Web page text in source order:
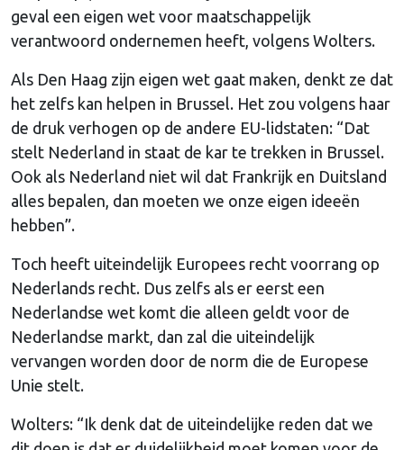
geval een eigen wet voor maatschappelijk
verantwoord ondernemen heeft, volgens Wolters.
Als Den Haag zijn eigen wet gaat maken, denkt ze dat
het zelfs kan helpen in Brussel. Het zou volgens haar
de druk verhogen op de andere EU-lidstaten: “Dat
stelt Nederland in staat de kar te trekken in Brussel.
Ook als Nederland niet wil dat Frankrijk en Duitsland
alles bepalen, dan moeten we onze eigen ideeën
hebben”.
Toch heeft uiteindelijk Europees recht voorrang op
Nederlands recht. Dus zelfs als er eerst een
Nederlandse wet komt die alleen geldt voor de
Nederlandse markt, dan zal die uiteindelijk
vervangen worden door de norm die de Europese
Unie stelt.
Wolters: “Ik denk dat de uiteindelijke reden dat we